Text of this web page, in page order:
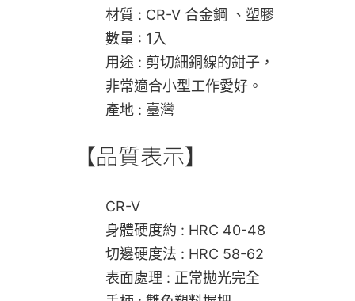
材質 : CR-V 合金鋼 、塑膠
數量 : 1入
用途 : 剪切細銅線的鉗子，
非常適合小型工作愛好。
產地 : 臺灣
【品質表示】
CR-V
身體硬度約 : HRC 40-48
切邊硬度法 : HRC 58-62
表面處理 : 正常拋光完全